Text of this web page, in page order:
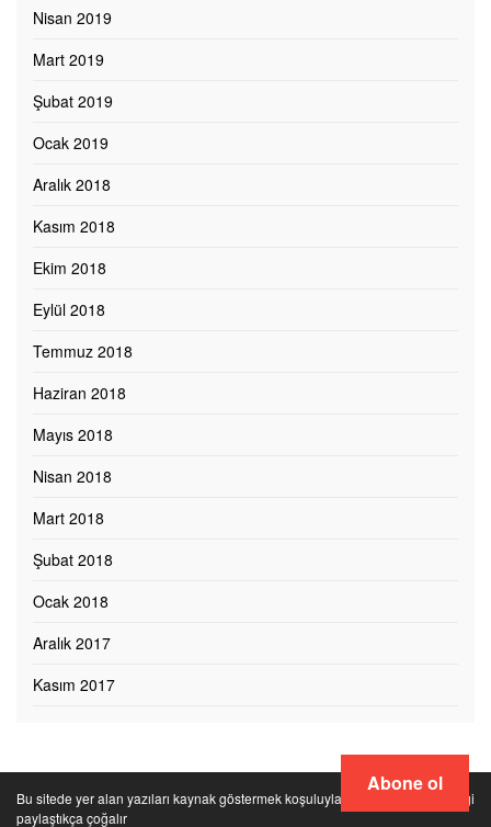
Nisan 2019
Mart 2019
Şubat 2019
Ocak 2019
Aralık 2018
Kasım 2018
Ekim 2018
Eylül 2018
Temmuz 2018
Haziran 2018
Mayıs 2018
Nisan 2018
Mart 2018
Şubat 2018
Ocak 2018
Aralık 2017
Kasım 2017
Bu sitede yer alan yazıları kaynak göstermek koşuluyla paylaşabilirsiniz. Bilgi
paylaştıkça çoğalır
Abone ol